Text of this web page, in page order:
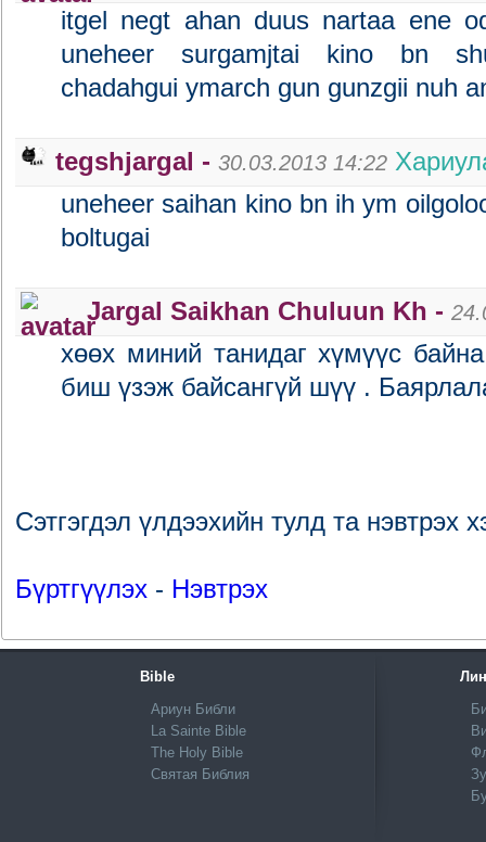
itgel negt ahan duus nartaa ene
uneheer surgamjtai kino bn
chadahgui ymarch gun gunzgii nuh
tegshjargal - 30.03.2013 14:22
uneheer saihan kino bn ih ym
boltugai
Jargal Saikhan Chuluun Kh -
хөөх миний танидаг хүмүүс
биш үзэж байсангүй шүү .
Сэтгэгдэл үлдээхийн тулд та нэвтрэх
Бүртгүүлэх - Нэвтрэх
Bible
Ариун Библи
La Sainte Bible
The Holy Bible
Святая Библия